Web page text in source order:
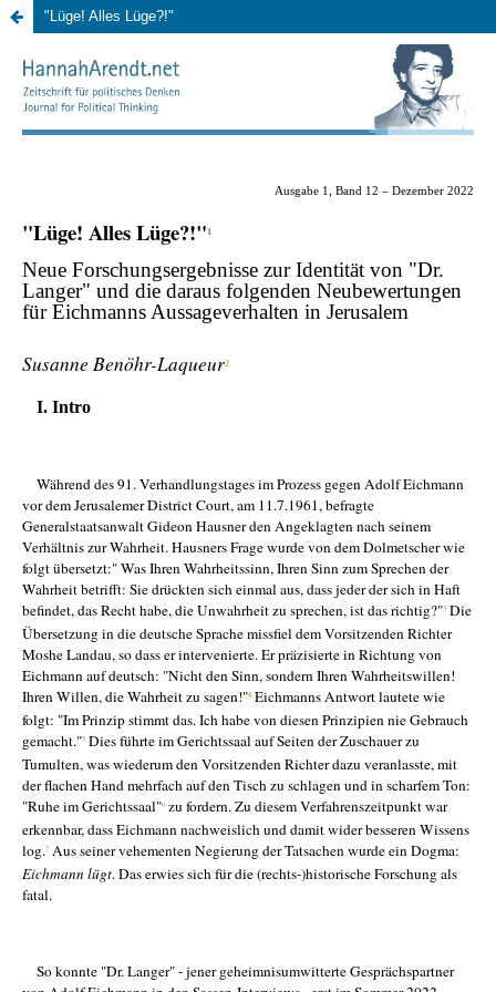
"Lüge! Alles Lüge?!"